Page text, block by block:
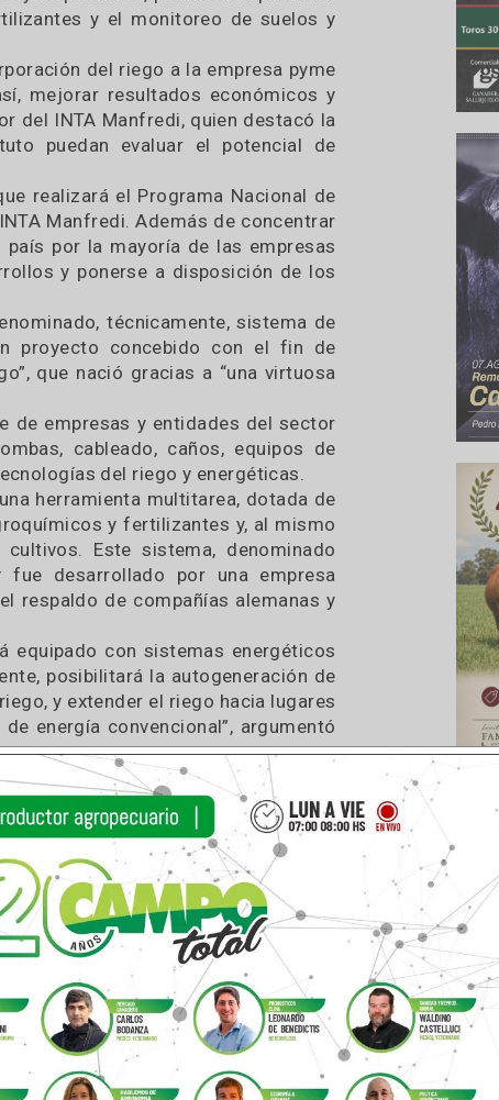
riego por aspersión con pivot, equipado con
para autogenerar energía eléctrica.
se evaluará un sistema multitarea
y dispositivos, permite la aplicación
y fertilizantes y el monitoreo de suelos y
incorporación del riego a la empresa pyme
y, así, mejorar resultados económicos y
del INTA Manfredi, quien destacó la
puedan evaluar el potencial de
que realizará el Programa Nacional de
de INTA Manfredi. Además de concentrar
del país por la mayoría de las empresas
y ponerse a disposición de los
–denominado, técnicamente, sistema de
es “un proyecto concebido con el fin de
riego”, que nació gracias a “una virtuosa
parte de empresas y entidades del sector
bombas, cableado, caños, equipos de
tecnologías del riego y energéticas.
en una herramienta multitarea, dotada de
de agroquímicos y fertilizantes y, al mismo
y cultivos. Este sistema, denominado
y fue desarrollado por una empresa
con el respaldo de compañías alemanas y
está equipado con sistemas energéticos
posibilitará la autogeneración de
de riego, y extender el riego hacia lugares
de energía convencional”, argumentó
en cultivos extensivos tradicionales y
a producciones intensivas de frutales, vid,
en cultivos extensivos tradicionales y